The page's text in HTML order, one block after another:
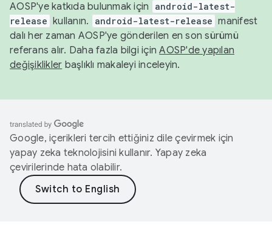
AOSP'ye katkıda bulunmak için
android-latest-
release kullanın. android-latest-release manifest
dalı her zaman AOSP'ye gönderilen en son sürümü
referans alır. Daha fazla bilgi içinAOSP'de yapılan
değişiklikler başlıklı makaleyi inceleyin.
Google, içerikleri tercih ettiğiniz dile çevirmek için
yapay zeka teknolojisini kullanır. Yapay zeka
çevirilerinde hata olabilir.